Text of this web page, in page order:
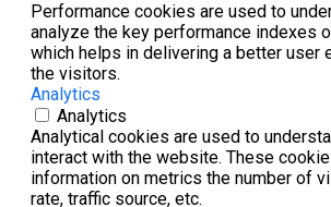
Performance cookies are used to
analyze the key performance indexes
which helps in delivering a better user
the visitors.
Analytics
Analytics
Analytical cookies are used to
interact with the website. These
information on metrics the number of
rate, traffic source, etc.